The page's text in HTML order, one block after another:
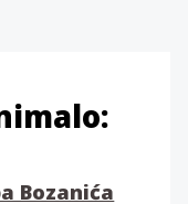
Bozanića